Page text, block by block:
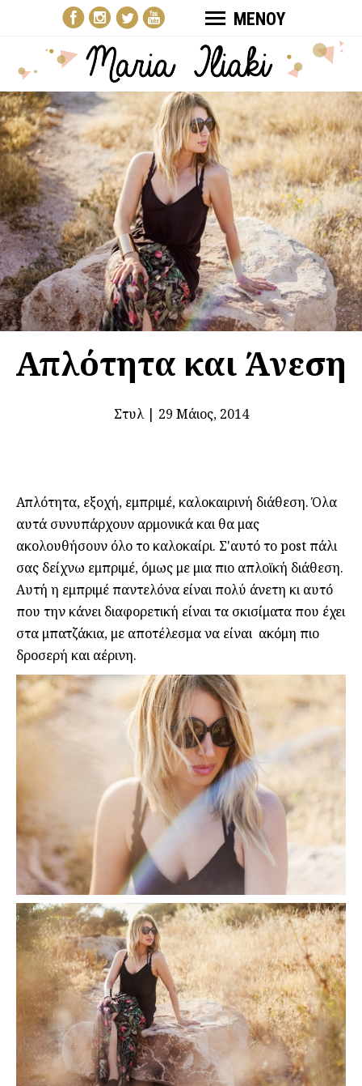
ΜΕΝΟΥ
Απλότητα και Άνεση
Στυλ| 29 Μάιος, 2014
Απλότητα, εξοχή, εμπριμέ, καλοκαιρινή διάθεση. Όλα
αυτά συνυπάρχουν αρμονικά και θα μας
ακολουθήσουν όλο το καλοκαίρι. Σ'αυτό το post πάλι
σας δείχνω εμπριμέ, όμως με μια πιο απλοϊκή διάθεση.
Αυτή η εμπριμέ παντελόνα είναι πολύ άνετη κι αυτό
που την κάνει διαφορετική είναι τα σκισίματα που έχει
στα μπατζάκια, με αποτέλεσμα να είναι ακόμη πιο
δροσερή και αέρινη.